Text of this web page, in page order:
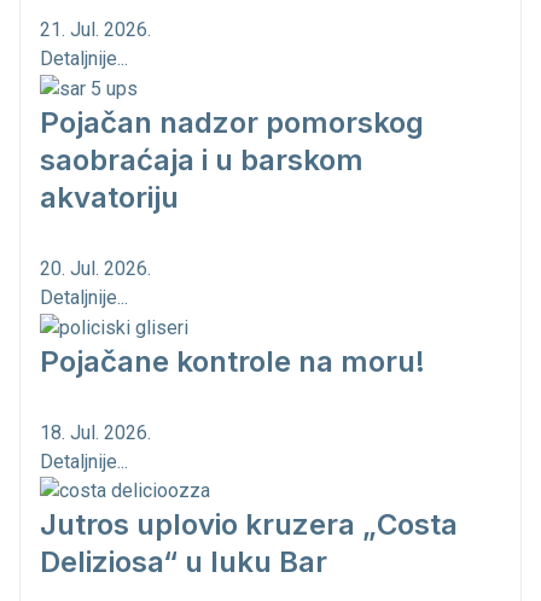
21. Jul. 2026.
Detaljnije...
Pojačan nadzor pomorskog
saobraćaja i u barskom
akvatoriju
20. Jul. 2026.
Detaljnije...
Pojačane kontrole na moru!
18. Jul. 2026.
Detaljnije...
Jutros uplovio kruzera „Costa
Deliziosa“ u luku Bar